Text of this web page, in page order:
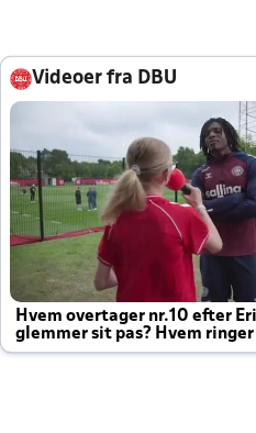
Videoer fra DBU
Hvem overtager nr.10 efter
glemmer sit pas? Hvem ringer
altid til efter kampe?